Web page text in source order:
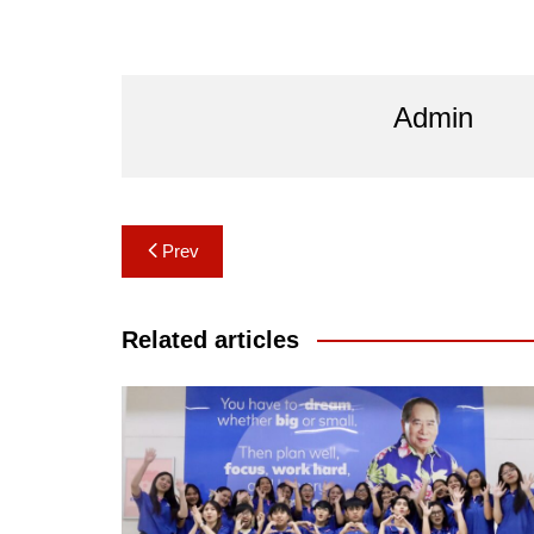
Admin
Post
navigation
Prev
Related articles